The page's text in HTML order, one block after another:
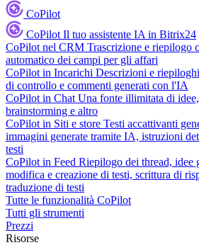
CoPilot
CoPilot Il tuo assistente IA in Bitrix24
CoPilot nel CRM Trascrizione e riepilogo
automatico dei campi per gli affari
CoPilot in Incarichi Descrizioni e
di controllo e commenti generati con l'IA
CoPilot in Chat Una fonte illimitata di
brainstorming e altro
CoPilot in Siti e store Testi accattivanti
immagini generate tramite IA, istruzioni
testi
CoPilot in Feed Riepilogo dei thread, idee
modifica e creazione di testi, scrittura di
traduzione di testi
Tutte le funzionalità CoPilot
Tutti gli strumenti
Prezzi
Risorse